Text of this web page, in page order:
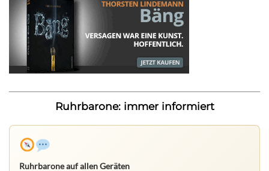
Ruhrbarone: immer informiert
Ruhrbarone auf allen Geräten